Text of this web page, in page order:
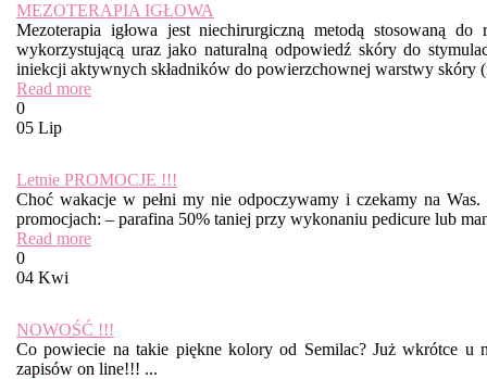
MEZOTERAPIA IGŁOWA
Mezoterapia igłowa jest niechirurgiczną metodą stosowaną
wykorzystującą uraz jako naturalną odpowiedź skóry do
iniekcji aktywnych składników do powierzchownej warstwy skóry
Read more
0
05 Lip
Letnie PROMOCJE !!!
Choć wakacje w pełni my nie odpoczywamy i czekamy na
promocjach: – parafina 50% taniej przy wykonaniu pedicure lub
Read more
0
04 Kwi
NOWOŚĆ !!!
Co powiecie na takie piękne kolory od Semilac? Już wkrótce u
zapisów on line!!! ...